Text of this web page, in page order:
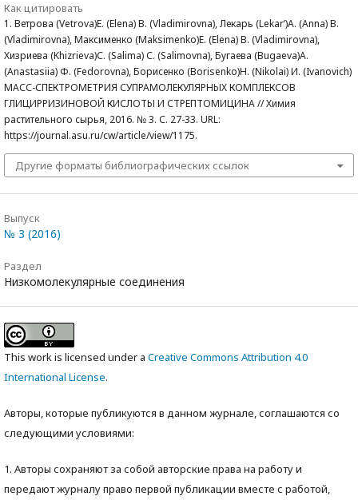
Как цитировать
1. Ветрова (Vetrova)Е. (Elena) В. (Vladimirovna), Лекарь (Lekar’)А. (Anna) В.
(Vladimirovna), Максименко (Maksimenko)Е. (Elena) В. (Vladimirovna),
Хизриева (Khizrieva)С. (Salima) С. (Salimovna), Бугаева (Bugaeva)А.
(Anastasiia) Ф. (Fedorovna), Борисенко (Borisenko)Н. (Nikolai) И. (Ivanovich)
МАСС-СПЕКТРОМЕТРИЯ СУПРАМОЛЕКУЛЯРНЫХ КОМПЛЕКСОВ
ГЛИЦИРРИЗИНОВОЙ КИСЛОТЫ И СТРЕПТОМИЦИНА // Химия
растительного сырья, 2016. № 3. С. 27-33. URL:
https://journal.asu.ru/cw/article/view/1175.
Другие форматы библиографических ссылок
Выпуск
№ 3 (2016)
Раздел
Низкомолекулярные соединения
This work is licensed under a Creative Commons Attribution 4.0
International License.
Авторы, которые публикуются в данном журнале, соглашаются со
следующими условиями:
1. Авторы сохраняют за собой авторские права на работу и
передают журналу право первой публикации вместе с работой,